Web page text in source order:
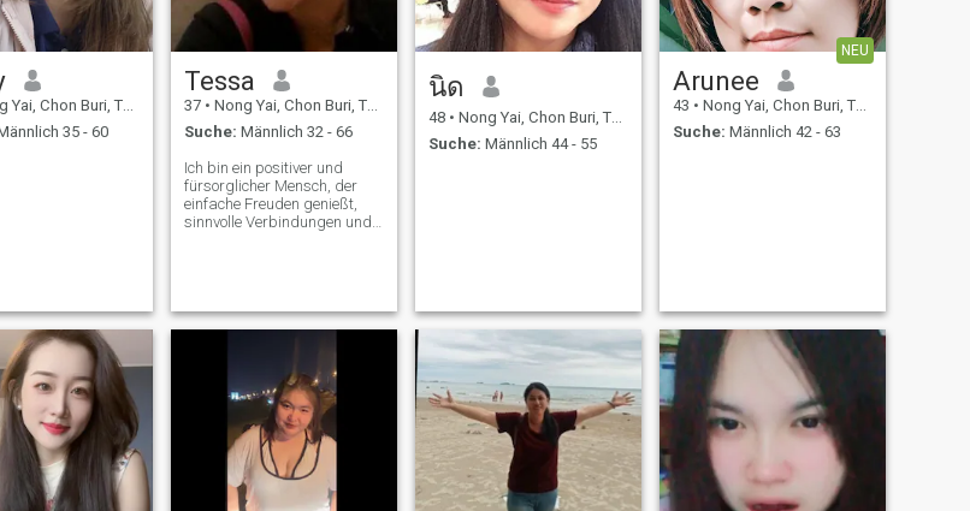
Chon Buri, Thailand
35 - 60
Tessa
37 • Nong Yai, Chon Buri, Thailand
Suche: Männlich 32 - 66
Ich bin ein positiver und
fürsorglicher Mensch, der
einfache Freuden genießt,
sinnvolle Verbindungen und
treffen, der Liebe und
Engagement ernst meint.
นิด
48 • Nong Yai, Chon Buri, Thailand
Suche: Männlich 44 - 55
NEU
Arunee
43 • Nong Yai, Chon Buri, Thailand
Suche: Männlich 42 - 63